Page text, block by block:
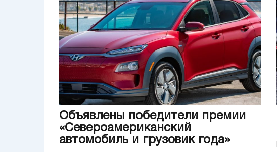
Объявлены победители премии
«Североамериканский
автомобиль и грузовик года»